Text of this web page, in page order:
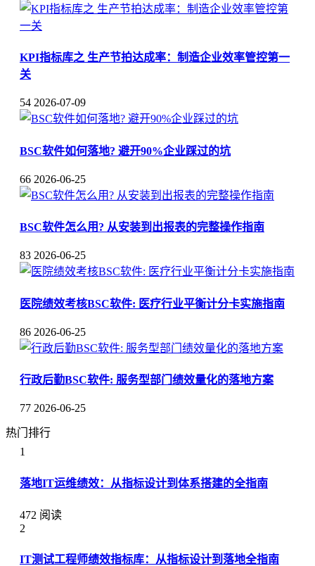
KPI指标库之 生产节拍达成率：制造企业效率管控第一
关
54 2026-07-09
BSC软件如何落地? 避开90%企业踩过的坑
66 2026-06-25
BSC软件怎么用? 从安装到出报表的完整操作指南
83 2026-06-25
医院绩效考核BSC软件: 医疗行业平衡计分卡实施指南
86 2026-06-25
行政后勤BSC软件: 服务型部门绩效量化的落地方案
77 2026-06-25
热门排行
1
落地IT运维绩效：从指标设计到体系搭建的全指南
472 阅读
2
IT测试工程师绩效指标库：从指标设计到落地全指南